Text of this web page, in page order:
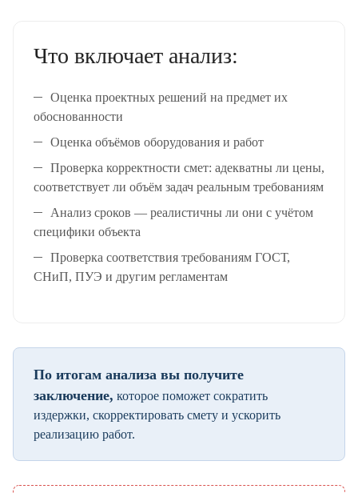
Что включает анализ:
Оценка проектных решений на предмет их
обоснованности
Оценка объёмов оборудования и работ
Проверка корректности смет: адекватны ли цены,
соответствует ли объём задач реальным требованиям
Анализ сроков — реалистичны ли они с учётом
специфики объекта
Проверка соответствия требованиям ГОСТ,
СНиП, ПУЭ и другим регламентам
По итогам анализа вы получите
заключение, которое поможет сократить
издержки, скорректировать смету и ускорить
реализацию работ.